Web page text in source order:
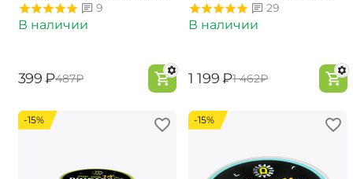
9
В наличии
‍399‍ ₽‍487‍₽
29
В наличии
‍1 199‍₽‍1 462‍₽
-15% -15%